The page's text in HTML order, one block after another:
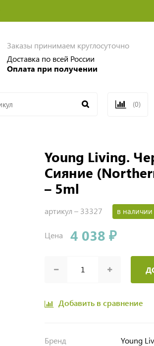
Заказы принимаем круглосуточно
Доставка по всей России
Оплата при получении
(0)
Young Living.
Сияние
– 5ml
артикул – 33327 в наличии
Цена 4 038 ₽
Добавить в сравнение
Бренд Young